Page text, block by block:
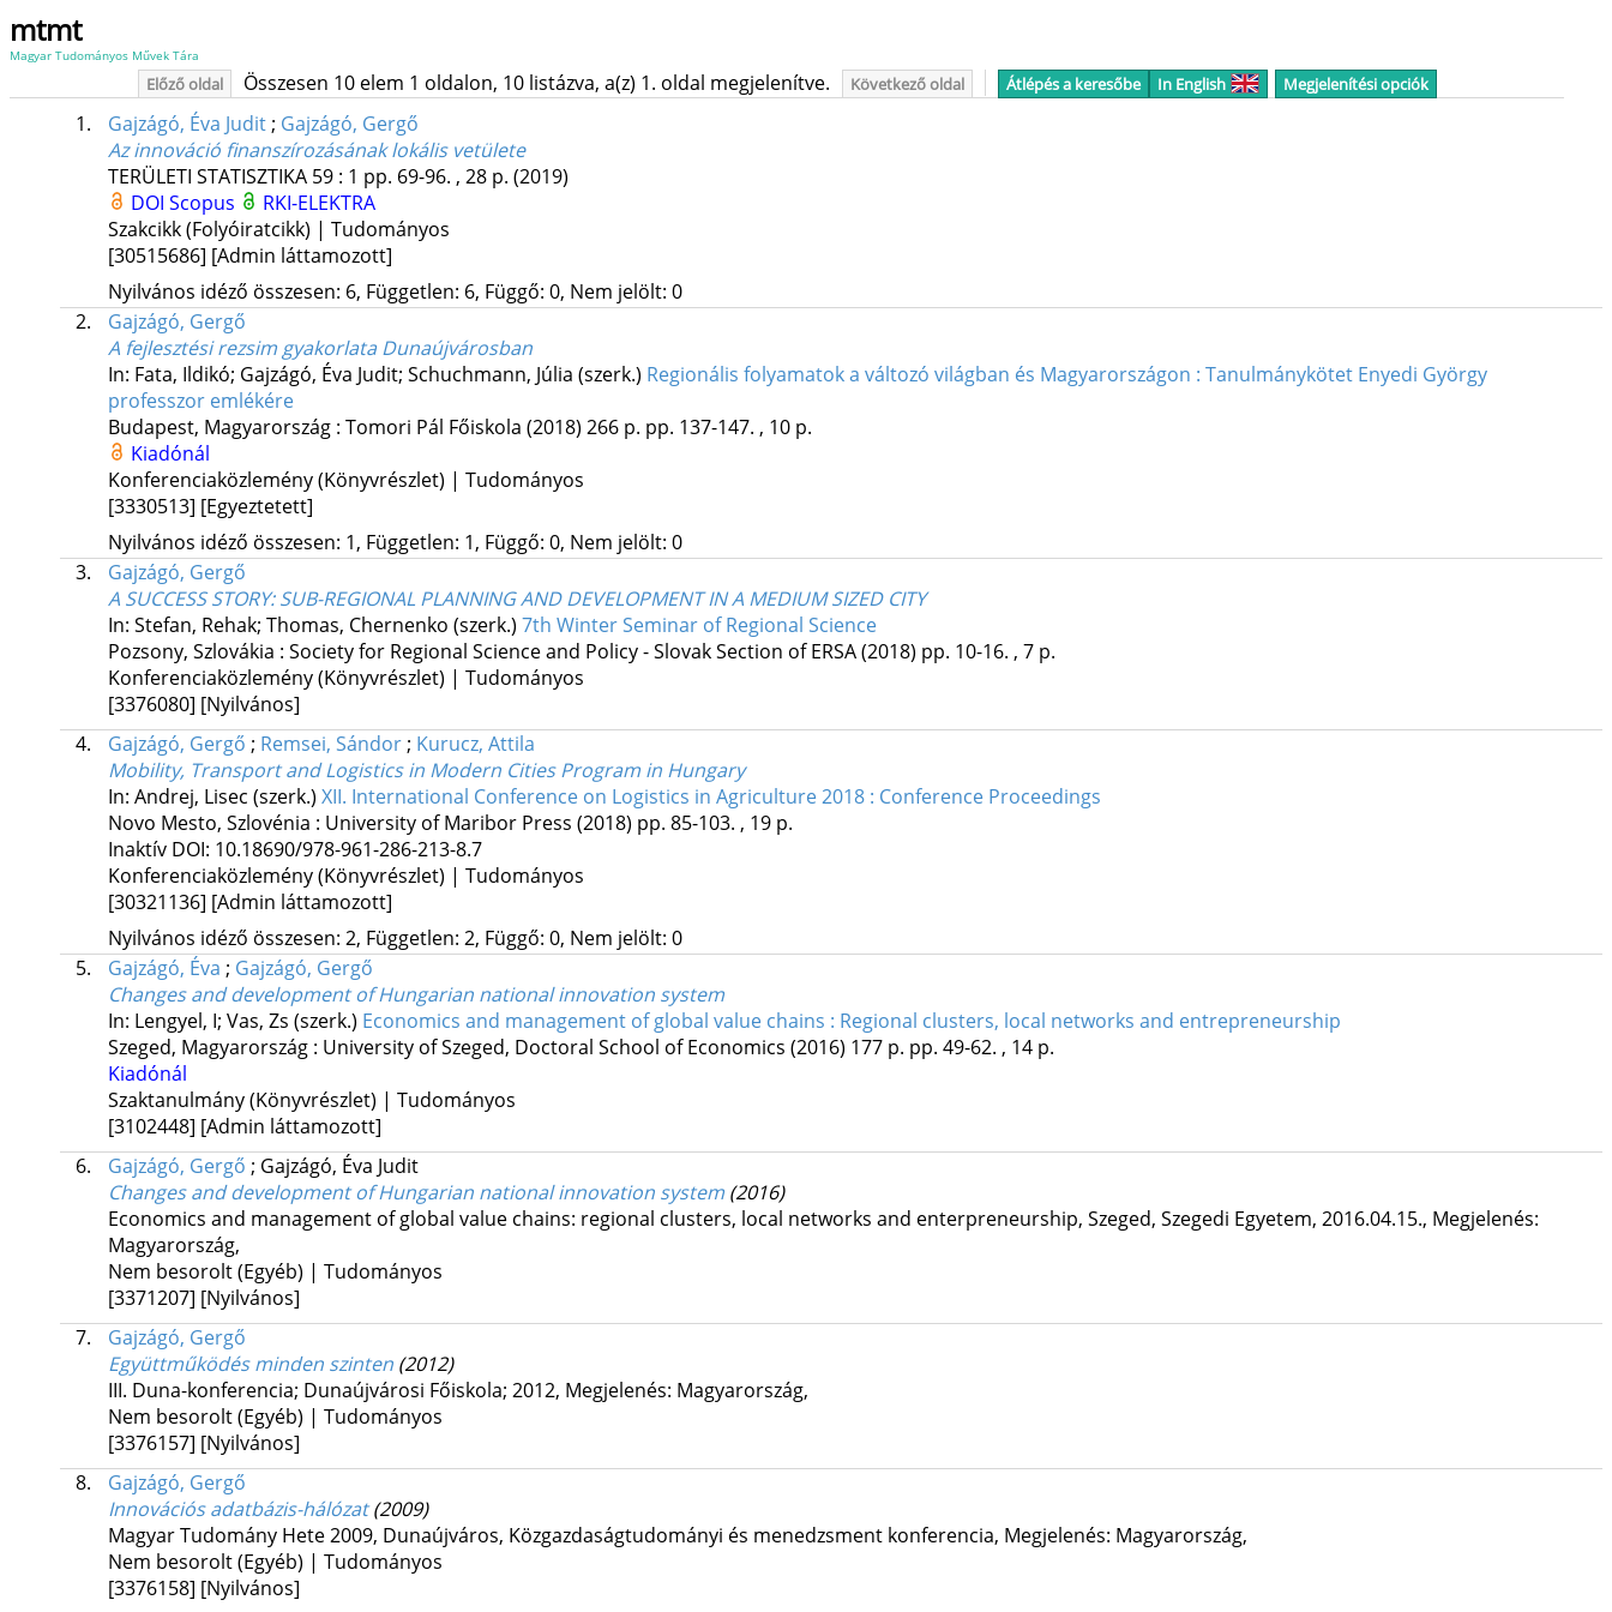
mtmt
Magyar Tudományos Művek Tára
Előző oldal Összesen 10 elem 1 oldalon, 10 listázva, a(z) 1. oldal megjelenítve. Következő oldal Átlépés a keresőbe In English Megjelenítési opciók
1. Gajzágó, Éva Judit; Gajzágó, Gergő
Az innováció finanszírozásának lokális vetülete
TERÜLETI STATISZTIKA 59: 1 pp. 69-96. , 28 p. (2019)
DOI Scopus
RKI-ELEKTRA
Szakcikk (Folyóiratcikk) | Tudományos
[30515686] [Admin láttamozott]
Nyilvános idéző összesen: 6, Független: 6, Függő: 0, Nem jelölt: 0
2.
Gajzágó, Gergő
A fejlesztési rezsim gyakorlata Dunaújvárosban
In: Fata, Ildikó; Gajzágó, Éva Judit; Schuchmann, Júlia (szerk.) Regionális folyamatok a változó világban és Magyarországon : Tanulmánykötet Enyedi György
professzor emlékére
Budapest, Magyarország : Tomori Pál Főiskola (2018) 266 p. pp. 137-147. , 10 p.
Kiadónál
Konferenciaközlemény (Könyvrészlet) | Tudományos
[3330513] [Egyeztetett]
Nyilvános idéző összesen: 1, Független: 1, Függő: 0, Nem jelölt: 0
3.
Gajzágó, Gergő
A SUCCESS STORY: SUB-REGIONAL PLANNING AND DEVELOPMENT IN A MEDIUM SIZED CITY
In: Stefan, Rehak; Thomas, Chernenko (szerk.) 7th Winter Seminar of Regional Science
Pozsony, Szlovákia : Society for Regional Science and Policy - Slovak Section of ERSA(2018) pp. 10-16. , 7 p.
Konferenciaközlemény (Könyvrészlet) | Tudományos
[3376080] [Nyilvános]
4.
Gajzágó, Gergő ; Remsei, Sándor; Kurucz, Attila
Mobility, Transport and Logistics in Modern Cities Program in Hungary
In: Andrej, Lisec (szerk.) XII. International Conference on Logistics in Agriculture 2018 : Conference Proceedings
Novo Mesto, Szlovénia : University of Maribor Press (2018) pp. 85-103. , 19 p.
Inaktív DOI: 10.18690/978-961-286-213-8.7
Konferenciaközlemény (Könyvrészlet) | Tudományos
[30321136] [Admin láttamozott]
Nyilvános idéző összesen: 2, Független: 2, Függő: 0, Nem jelölt: 0
5.
Gajzágó, Éva ; Gajzágó, Gergő
Changes and development of Hungarian national innovation system
In: Lengyel, I; Vas, Zs (szerk.) Economics and management of global value chains : Regional clusters, local networks and entrepreneurship
Szeged, Magyarország : University of Szeged, Doctoral School of Economics (2016) 177 p. pp. 49-62. , 14 p.
Kiadónál
Szaktanulmány (Könyvrészlet) | Tudományos
[3102448] [Admin láttamozott]
6.
Gajzágó, Gergő ; Gajzágó, Éva Judit
Changes and development of Hungarian national innovation system (2016)
Economics and management of global value chains: regional clusters, local networks and enterpreneurship, Szeged, Szegedi Egyetem, 2016.04.15., Megjelenés:
Magyarország,
Nem besorolt (Egyéb) | Tudományos
[3371207] [Nyilvános]
7.
Gajzágó, Gergő
Együttműködés minden szinten (2012)
III. Duna-konferencia; Dunaújvárosi Főiskola; 2012, Megjelenés: Magyarország,
Nem besorolt (Egyéb) | Tudományos
[3376157] [Nyilvános]
8.
Gajzágó, Gergő
Innovációs adatbázis-hálózat (2009)
Magyar Tudomány Hete 2009, Dunaújváros, Közgazdaságtudományi és menedzsment konferencia, Megjelenés: Magyarország,
Nem besorolt (Egyéb) | Tudományos
[3376158] [Nyilvános]